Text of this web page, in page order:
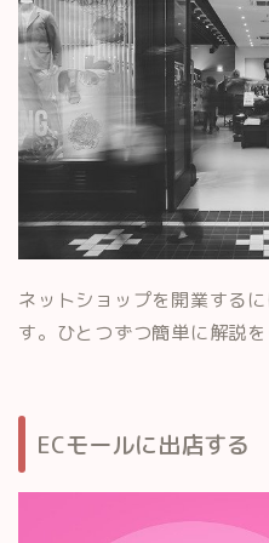
ネットショップを開業する
す。ひとつずつ簡単に解説を
ECモールに出店する